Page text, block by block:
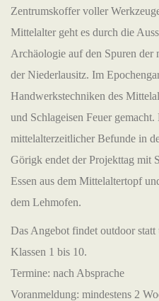
Zentrumskoffer voller
Mittelalter geht es durch die
Archäologie auf den Spuren der
der Niederlausitz. Im
Handwerkstechniken des
und Schlageisen Feuer
mittelalterzeitlicher Befunde in
Görigk endet der Projekttag mit
Essen aus dem Mittelaltertopf
dem Lehmofen.
Das Angebot findet outdoor
Klassen 1 bis 10.
Termine: nach Absprache
Voranmeldung: mindestens 2